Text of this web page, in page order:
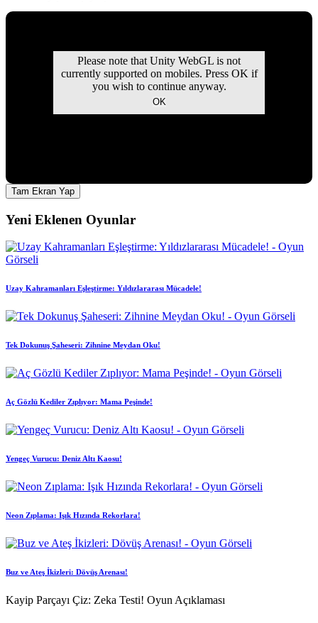
Tam Ekran Yap
Yeni Eklenen Oyunlar
Uzay Kahramanları Eşleştirme: Yıldızlararası Mücadele!
Tek Dokunuş Şaheseri: Zihnine Meydan Oku!
Aç Gözlü Kediler Zıplıyor: Mama Peşinde!
Yengeç Vurucu: Deniz Altı Kaosu!
Neon Zıplama: Işık Hızında Rekorlara!
Buz ve Ateş İkizleri: Dövüş Arenası!
Kayip Parçayı Çiz: Zeka Testi! Oyun Açıklaması